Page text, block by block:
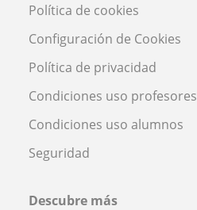
Política de cookies
Configuración de Cookies
Política de privacidad
Condiciones uso profesores
Condiciones uso alumnos
Seguridad
Descubre más